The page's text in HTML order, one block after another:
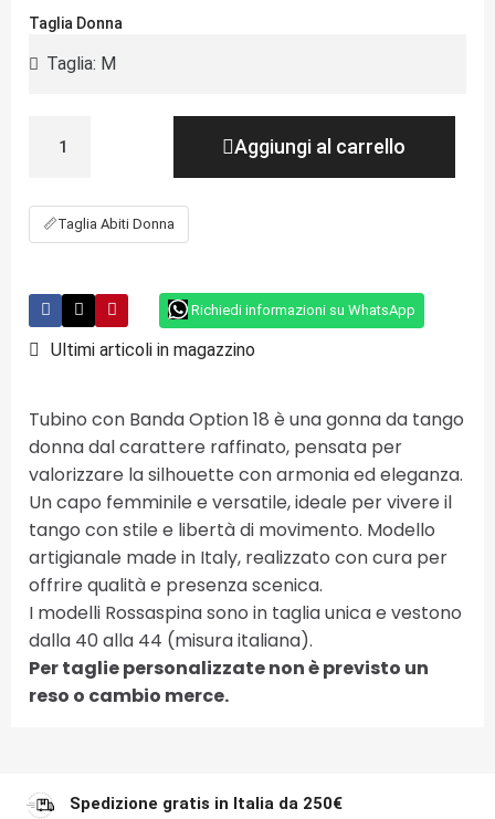
Taglia Donna
Aggiungi al carrello
📏Taglia Abiti Donna
Richiedi informazioni su WhatsApp
Ultimi articoli in magazzino
Tubino con Banda Option 18 è una gonna da tango
donna dal carattere raffinato, pensata per
valorizzare la silhouette con armonia ed eleganza.
Un capo femminile e versatile, ideale per vivere il
tango con stile e libertà di movimento. Modello
artigianale made in Italy, realizzato con cura per
offrire qualità e presenza scenica.
I modelli Rossaspina sono in taglia unica e vestono
dalla 40 alla 44 (misura italiana).
Per taglie personalizzate non è previsto un
reso o cambio merce.
Spedizione gratis in Italia da 250€